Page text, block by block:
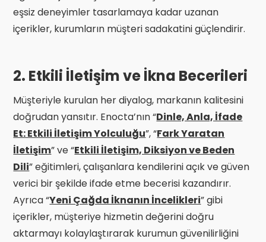
eşsiz deneyimler tasarlamaya kadar uzanan
içerikler, kurumların müşteri sadakatini güçlendirir.
2. Etkili İletişim ve İkna Becerileri
Müşteriyle kurulan her diyalog, markanın kalitesini
doğrudan yansıtır. Enocta’nın “Dinle, Anla, İfade
Et: Etkili İletişim Yolculuğu”, “Fark Yaratan
İletişim” ve “Etkili İletişim, Diksiyon ve Beden
Dili” eğitimleri, çalışanlara kendilerini açık ve güven
verici bir şekilde ifade etme becerisi kazandırır.
Ayrıca “Yeni Çağda İknanın İncelikleri” gibi
içerikler, müşteriye hizmetin değerini doğru
aktarmayı kolaylaştırarak kurumun güvenilirliğini